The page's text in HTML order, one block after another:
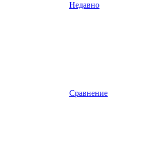
Недавно
Сравнение